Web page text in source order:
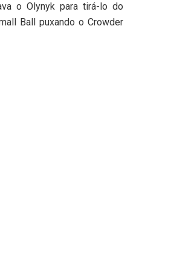
o Olynyk para tirá-lo do
Ball puxando o Crowder